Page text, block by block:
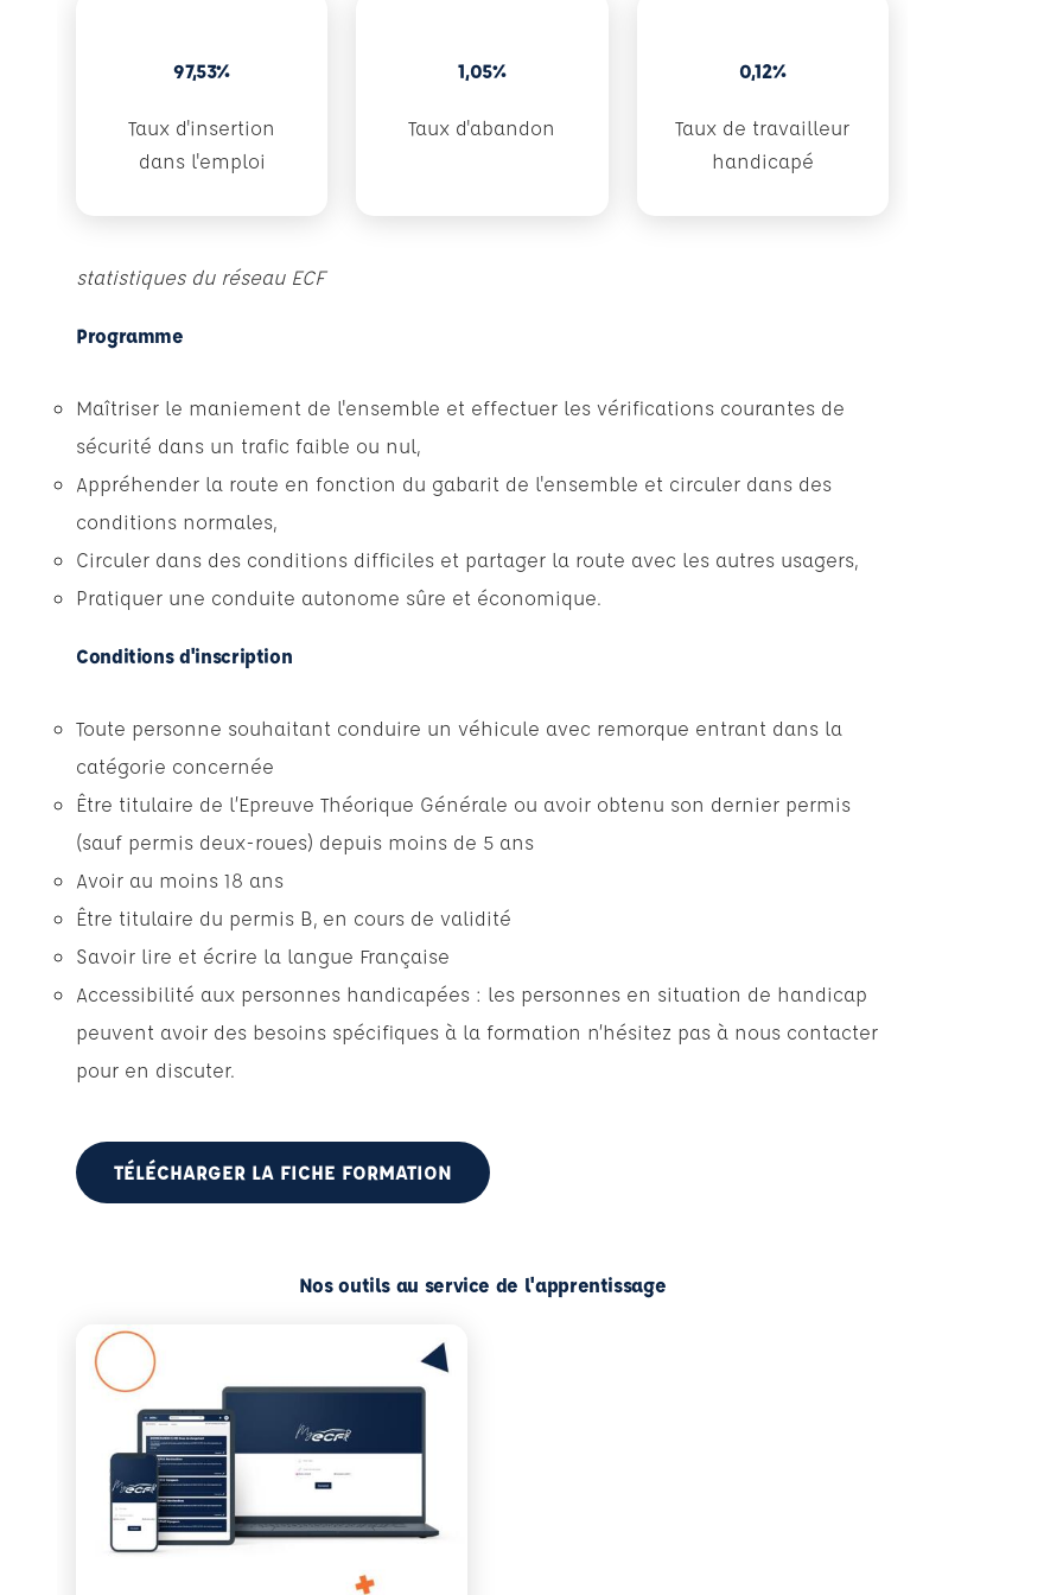
97,53%
Taux d'insertion
dans l'emploi
1,05%
Taux d'abandon
0,12%
Taux de travailleur
handicapé
statistiques du réseau ECF
Programme
Maîtriser le maniement de l'ensemble et effectuer les vérifications courantes de
sécurité dans un trafic faible ou nul,
Appréhender la route en fonction du gabarit de l'ensemble et circuler dans des
conditions normales,
Circuler dans des conditions difficiles et partager la route avec les autres usagers,
Pratiquer une conduite autonome sûre et économique.
Conditions d'inscription
Toute personne souhaitant conduire un véhicule avec remorque entrant dans la
catégorie concernée
Être titulaire de l’Epreuve Théorique Générale ou avoir obtenu son dernier permis
(sauf permis deux-roues) depuis moins de 5 ans
Avoir au moins 18 ans
Être titulaire du permis B, en cours de validité
Savoir lire et écrire la langue Française
Accessibilité aux personnes handicapées : les personnes en situation de handicap
peuvent avoir des besoins spécifiques à la formation n’hésitez pas à nous contacter
pour en discuter.
TÉLÉCHARGER LA FICHE FORMATION
Nos outils au service de l'apprentissage